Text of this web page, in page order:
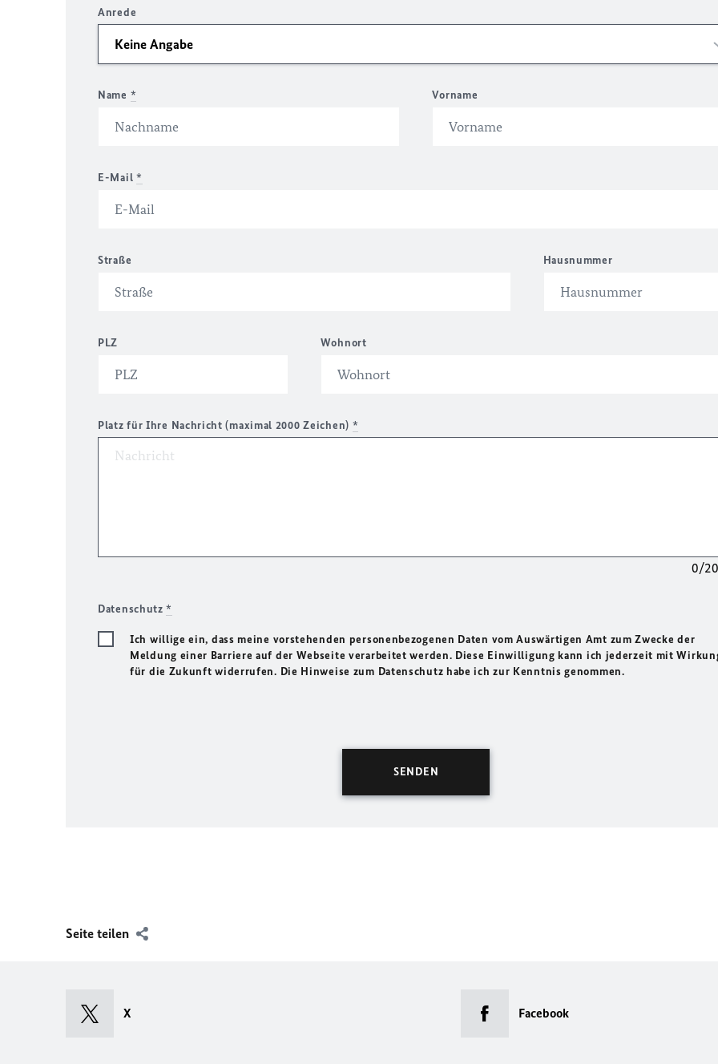
Anrede
Name * Vorname
E-Mail *
Straße Hausnummer
PLZ Wohnort
Platz für Ihre Nachricht (maximal 2000 Zeichen) *
0/
Datenschutz*
Ich willige ein, dass meine vorstehenden personenbezogenen Daten vom Auswärtigen Amt zum Zwecke der
Meldung einer Barriere auf der Webseite verarbeitet werden. Diese Einwilligung kann ich jederzeit mit
für die Zukunft widerrufen. Die Hinweise zum Datenschutz habe ich zur Kenntnis genommen.
Seite teilen
X Facebook